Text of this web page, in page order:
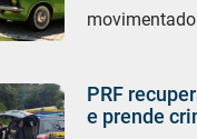
PRF
e prende